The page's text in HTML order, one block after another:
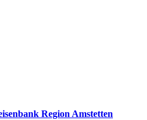
Region Amstetten